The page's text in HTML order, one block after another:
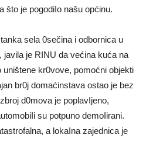
što je pogodiIo našu općinu.
sela 0sečina i odbornica u
javila je RINU da većina kuća na
uništene kr0vove, pomoćni objekti
br0j domaćinstava ostao je bez
d0mova je poplavIjeno,
su potpuno demoIirani.
a lokaIna zajednica je